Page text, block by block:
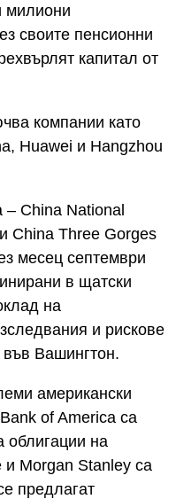
милиони
своите пенсионни
капитал от
компании като
Huawei и Hangzhou
– China National
China Three Gorges
месец септември
в щатски
на
и рискове
Вашингтон.
американски
of America са
облигации на
Morgan Stanley са
предлагат